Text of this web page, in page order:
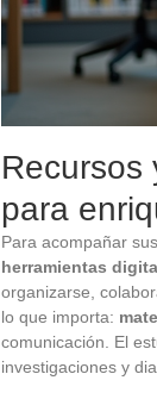
Recursos
para
Para acompañar
herramientas
organizarse,
lo que importa:
comunicación. El
investigaciones y